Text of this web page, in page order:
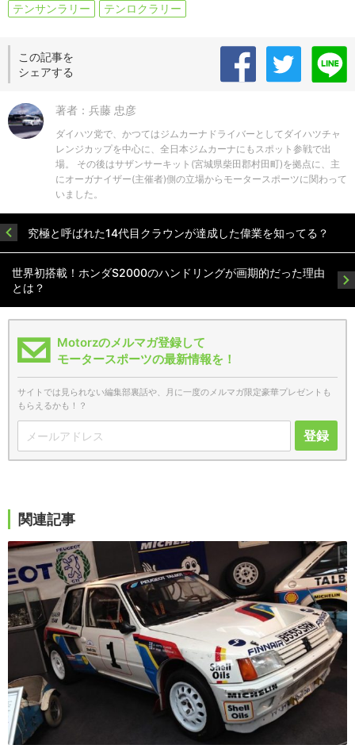
テンサンラリー
テンロクラリー
この記事を
シェアする
著者：兵藤 忠彦
ダイハツ党で、かつてはジムカーナドライバーとしてダイハツチャ
レンジカップを中心に、全日本ジムカーナにもスポット参戦で出
場。 その後はサザンサーキット(宮城県柴田郡村田町)を拠点に、主
にオーガナイザー(主催者)側の立場からモータースポーツに関わって
いました。
究極と呼ばれた14代目クラウンが達成した偉業を知ってる？
世界初搭載！ホンダS2000のハンドリングが画期的だった理由
とは？
Motorzのメルマガ登録して
モータースポーツの最新情報を！
サイトでは見られない編集部裏話や、月に一度のメルマガ限定豪華プレゼントも
もらえるかも！？
登録
関連記事